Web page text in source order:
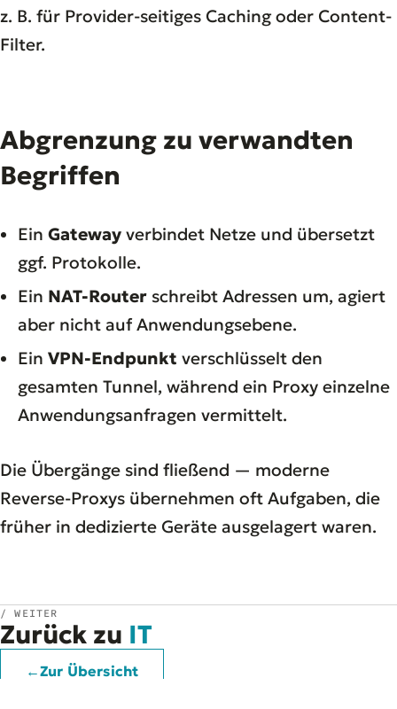
z. B. für Provider-seitiges Caching oder Content-
Filter.
Abgrenzung zu verwandten
Begriffen
Ein Gateway verbindet Netze und übersetzt
ggf. Protokolle.
Ein NAT-Router schreibt Adressen um, agiert
aber nicht auf Anwendungsebene.
Ein VPN-Endpunkt verschlüsselt den
gesamten Tunnel, während ein Proxy einzelne
Anwendungsanfragen vermittelt.
Die Übergänge sind fließend — moderne
Reverse-Proxys übernehmen oft Aufgaben, die
früher in dedizierte Geräte ausgelagert waren.
/ WEITER
Zurück zu IT
←Zur Übersicht